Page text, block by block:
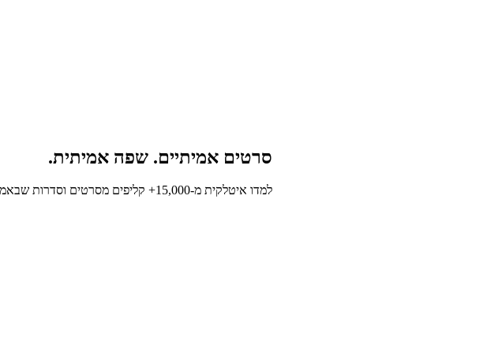
סרטים אמיתיים. שפה אמיתית.
למדו איטלקית מ-15,000+ קליפים מסרטים וסדרות שבאמת בא לכם לראות.